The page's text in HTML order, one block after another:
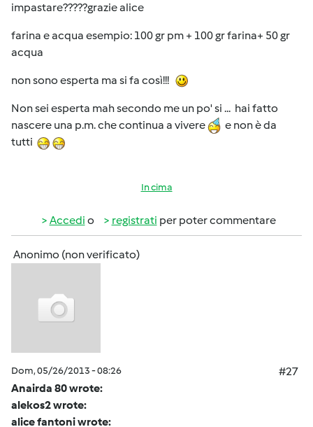
impastare?????grazie alice
farina e acqua esempio: 100 gr pm + 100 gr farina+ 50 gr
acqua
non sono esperta ma si fa così!!!
Non sei esperta mah secondo me un po' si ... hai fatto
nascere una p.m. che continua a vivere
e non è da
tutti
In cima
Accedi o registrati per poter commentare
Anonimo (non verificato)
Dom, 05/26/2013 - 08:26
#27
Anairda 80 wrote:
alekos2 wrote:
alice fantoni wrote: